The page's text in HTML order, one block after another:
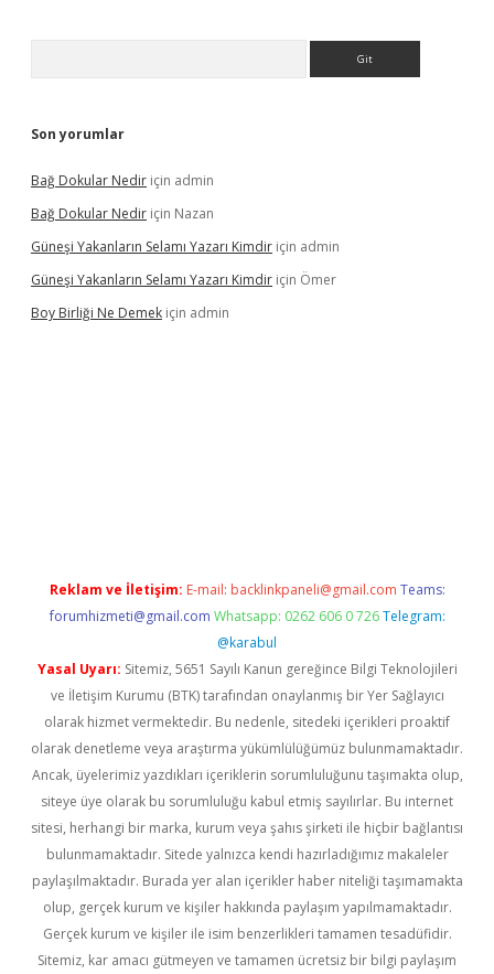
Son yorumlar
Bağ Dokular Nedir için admin
Bağ Dokular Nedir için Nazan
Güneşi Yakanların Selamı Yazarı Kimdir için admin
Güneşi Yakanların Selamı Yazarı Kimdir için Ömer
Boy Birliği Ne Demek için admin
Reklam ve İletişim: E-mail: backlinkpaneli@gmail.com Teams:
forumhizmeti@gmail.com Whatsapp: 0262 606 0 726 Telegram:
@karabul
Yasal Uyarı: Sitemiz, 5651 Sayılı Kanun gereğince Bilgi Teknolojileri
ve İletişim Kurumu (BTK) tarafından onaylanmış bir Yer Sağlayıcı
olarak hizmet vermektedir. Bu nedenle, sitedeki içerikleri proaktif
olarak denetleme veya araştırma yükümlülüğümüz bulunmamaktadır.
Ancak, üyelerimiz yazdıkları içeriklerin sorumluluğunu taşımakta olup,
siteye üye olarak bu sorumluluğu kabul etmiş sayılırlar. Bu internet
sitesi, herhangi bir marka, kurum veya şahıs şirketi ile hiçbir bağlantısı
bulunmamaktadır. Sitede yalnızca kendi hazırladığımız makaleler
paylaşılmaktadır. Burada yer alan içerikler haber niteliği taşımamakta
olup, gerçek kurum ve kişiler hakkında paylaşım yapılmamaktadır.
Gerçek kurum ve kişiler ile isim benzerlikleri tamamen tesadüfidir.
Sitemiz, kar amacı gütmeyen ve tamamen ücretsiz bir bilgi paylaşım